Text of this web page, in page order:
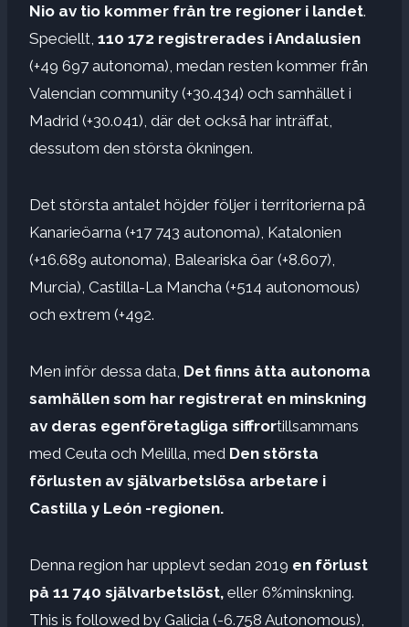
Nio av tio kommer från tre regioner i landet.
Speciellt, 110 172 registrerades i Andalusien
(+49 697 autonoma), medan resten kommer från
Valencian community (+30.434) och samhället i
Madrid (+30.041), där det också har inträffat,
dessutom den största ökningen.
Det största antalet höjder följer i territorierna på
Kanarieöarna (+17 743 autonoma), Katalonien
(+16.689 autonoma), Baleariska öar (+8.607),
Murcia), Castilla-La Mancha (+514 autonomous)
och extrem (+492.
Men inför dessa data, Det finns åtta autonoma
samhällen som har registrerat en minskning
av deras egenföretagliga siffrortillsammans
med Ceuta och Melilla, med Den största
förlusten av självarbetslösa arbetare i
Castilla y León -regionen.
Denna region har upplevt sedan 2019 en förlust
på 11 740 självarbetslöst, eller 6%minskning.
This is followed by Galicia (-6.758 Autonomous),